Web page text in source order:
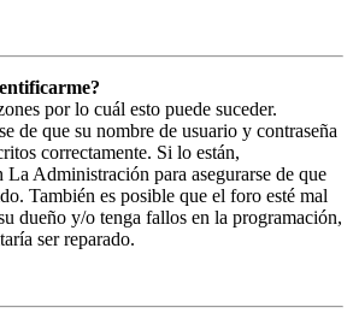
por lo cuál esto puede suceder.
de que su nombre de usuario y contraseña
correctamente. Si lo están,
La Administración para asegurarse de que
También es posible que el foro esté mal
dueño y/o tenga fallos en la programación,
ser reparado.